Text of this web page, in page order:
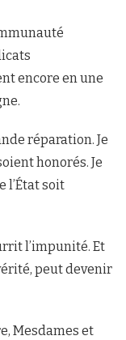
encore en une
réparation. Je
honorés. Je
l’État soit
l’impunité. Et
peut devenir
Mesdames et